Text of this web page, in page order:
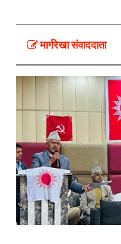
मार्गरेखा संवाददाता